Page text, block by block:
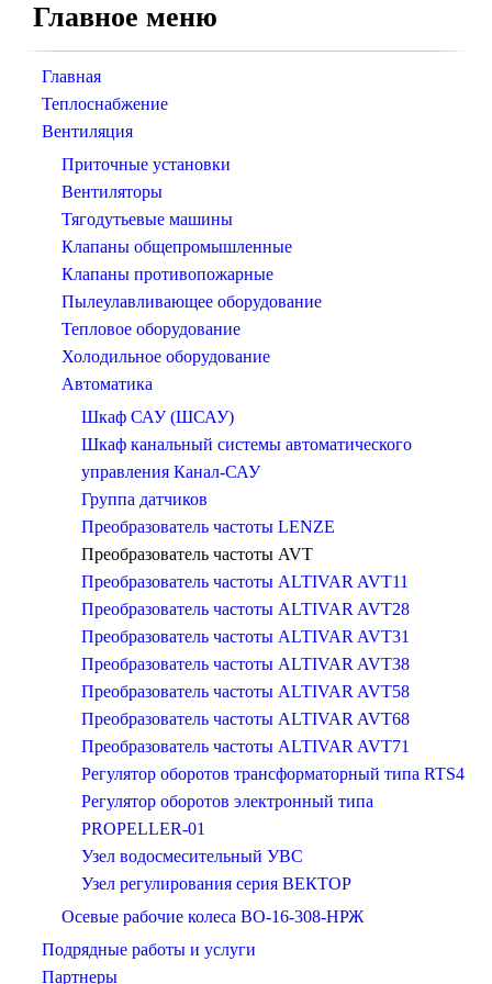
Главное меню
Главная
Теплоснабжение
Вентиляция
Приточные установки
Вентиляторы
Тягодутьевые машины
Клапаны общепромышленные
Клапаны противопожарные
Пылеулавливающее оборудование
Тепловое оборудование
Холодильное оборудование
Автоматика
Шкаф САУ (ШСАУ)
Шкаф канальный системы автоматического
управления Канал-САУ
Группа датчиков
Преобразователь частоты LENZE
Преобразователь частоты AVT
Преобразователь частоты ALTIVAR AVT11
Преобразователь частоты ALTIVAR AVT28
Преобразователь частоты ALTIVAR AVT31
Преобразователь частоты ALTIVAR AVT38
Преобразователь частоты ALTIVAR AVT58
Преобразователь частоты ALTIVAR AVT68
Преобразователь частоты ALTIVAR AVT71
Регулятор оборотов трансформаторный типа RTS4
Регулятор оборотов электронный типа
PROPELLER-01
Узел водосмесительный УВС
Узел регулирования серия ВЕКТОР
Осевые рабочие колеса ВО-16-308-НРЖ
Подрядные работы и услуги
Партнеры